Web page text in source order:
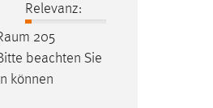
Relevanz:
205
beachten Sie
können